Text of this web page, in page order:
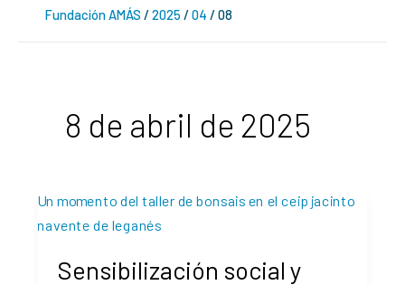
Fundación AMÁS /2025 /04 /08
8 de abril de 2025
Sensibilización social y
Sensibilización
social
medioambiental